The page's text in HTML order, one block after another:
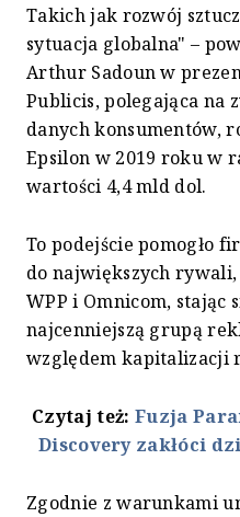
Takich jak rozwój
sytuacja globalna" –
Arthur Sadoun w
Publicis, polegająca na
danych konsumentów,
Epsilon w 2019 roku w
wartości 4,4 mld dol.
To podejście pomogło
do największych
WPP i Omnicom, stając
najcenniejszą grupą
względem kapitalizacji
Czytaj też: Fuzja
Discovery zakłóci
Zgodnie z warunkami